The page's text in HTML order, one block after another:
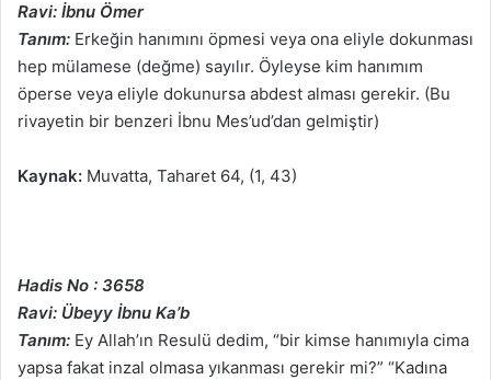
Ravi: İbnu Ömer
Tanım: Erkeğin hanımını öpmesi veya ona eliyle dokunması
hep mülamese (değme) sayılır. Öyleyse kim hanımım
öperse veya eliyle dokunursa abdest alması gerekir. (Bu
rivayetin bir benzeri İbnu Mes’ud’dan gelmiştir)
Kaynak: Muvatta, Taharet 64, (1, 43)
Hadis No : 3658
Ravi: Übeyy İbnu Ka’b
Tanım: Ey Allah’ın Resulü dedim, “bir kimse hanımıyla cima
yapsa fakat inzal olmasa yıkanması gerekir mi?” “Kadına